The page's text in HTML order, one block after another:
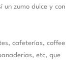
un zumo dulce y con
cafeterías, coffee
etc, que